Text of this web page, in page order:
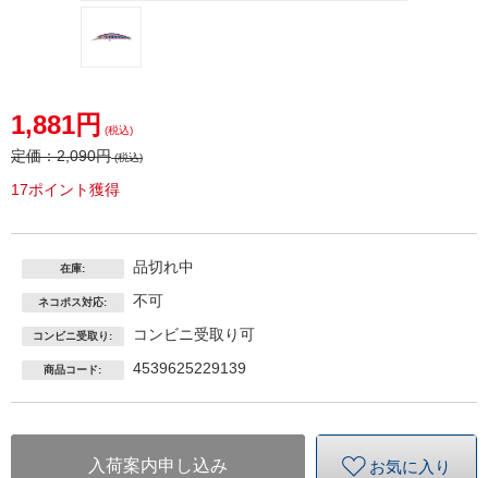
1,881円 (税込)
定価：2,090円(税込)
17ポイント獲得
在庫: 品切れ中
ネコポス対応: 不可
コンビニ受取り: コンビニ受取り可
商品コード: 4539625229139
入荷案内申し込み お気に入り